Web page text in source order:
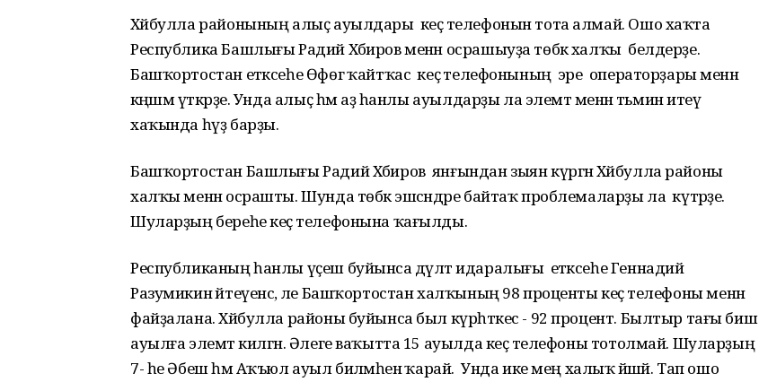
Хәйбулла районының алыҫ ауылдары кеҫә телефонын тота алмай. Ошо хаҡта
Республика Башлығы Радий Хәбиров менән осрашыуҙа төбәк халҡы белдерҙе.
Башҡортостан етәксеһе Өфөгә ҡайтҡас кеҫә телефонының эре операторҙары менән
кәңәшмә үткәрҙе. Унда алыҫ һәм аҙ һанлы ауылдарҙы ла элемтә менән тәьмин итеү
хаҡында һүҙ барҙы.
Башҡортостан Башлығы Радий Хәбиров янғындан зыян күргән Хәйбулла районы
халҡы менән осрашты. Шунда төбәк эшсәндәре байтаҡ проблемаларҙы ла күтәрҙе.
Шуларҙың береһе кеҫә телефонына ҡағылды.
Республиканың һанлы үҫеш буйынса дәүләт идаралығы етәксеһе Геннадий
Разумикин әйтеүенсә, әле Башҡортостан халҡының 98 проценты кеҫә телефоны менән
файҙалана. Хәйбулла районы буйынса был күрһәткес - 92 процент. Былтыр тағы биш
ауылға элемтә килгән. Әлеге ваҡытта 15 ауылда кеҫә телефоны тотолмай. Шуларҙың
7- һе Әбеш һәм Аҡъюл ауыл биләмәһенә ҡарай. Унда ике мең халыҡ йәшәй. Тап ошо